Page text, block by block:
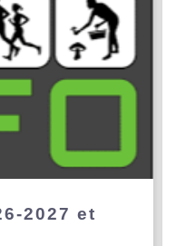
2027 et